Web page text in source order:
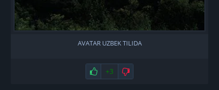
AVATAR UZBEK TILIDA
Нравится
+3 Не нравится